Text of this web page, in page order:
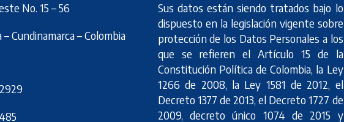
No. 15 – 56
Cundinamarca – Colombia
Sus datos están siendo tratados bajo lo
dispuesto en la legislación vigente sobre
protección de los Datos Personales a los
que se refieren el Artículo 15 de la
Constitución Política de Colombia, la Ley
1266 de 2008, la Ley 1581 de 2012, el
Decreto 1377 de 2013, el Decreto 1727 de
2009, decreto único 1074 de 2015 y